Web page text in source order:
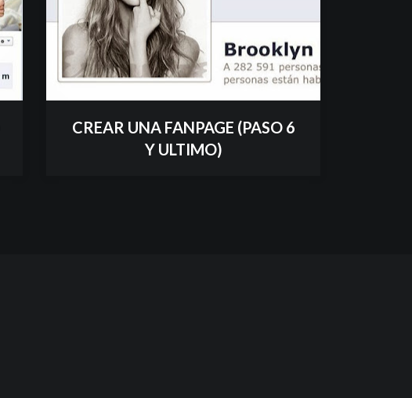
CREAR UNA FANPAGE (PASO 6
Y ULTIMO)